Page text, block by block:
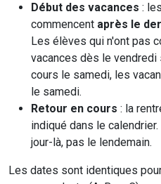
Début des vacances :
commencent après le
Les élèves qui n'ont pas
vacances dès le
cours le samedi, les
le samedi.
Retour en cours : la
indiqué dans le
jour-là, pas le lendemain.
Les dates sont identiques